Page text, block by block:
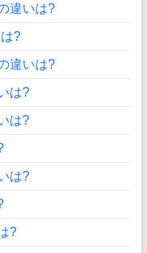
違いは?
?
違いは?
は?
は?
は?
?